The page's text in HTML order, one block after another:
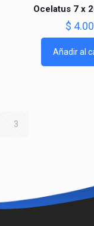
Ocelatus 7 x
$
Añadir al
3